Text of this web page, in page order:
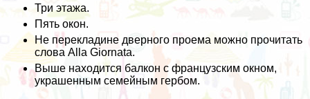
Три этажа.
Пять окон.
Не перекладине дверного проема можно прочитать
слова Alla Giornata.
Выше находится балкон с французским окном,
украшенным семейным гербом.